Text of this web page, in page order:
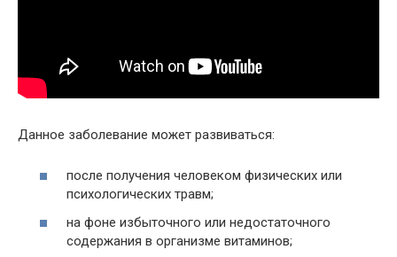
Данное заболевание может развиваться:
после получения человеком физических или
психологических травм;
на фоне избыточного или недостаточного
содержания в организме витаминов;